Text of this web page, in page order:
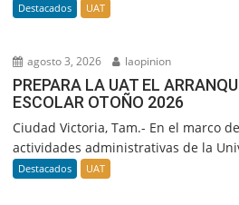
Destacados UAT
agosto 3, 2026 laopinion
PREPARA LA UAT EL
ESCOLAR OTOÑO 2026
Ciudad Victoria, Tam.- En el marco
actividades administrativas de la
Destacados UAT